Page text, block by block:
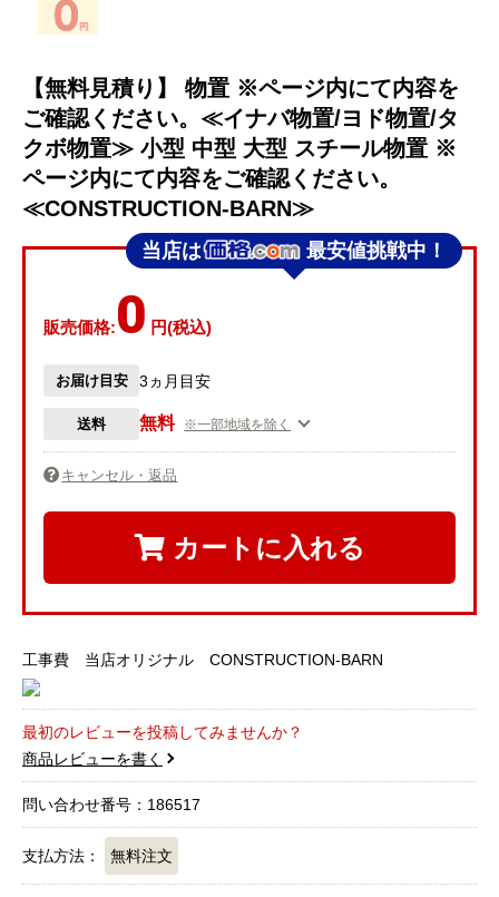
【無料見積り】 物置 ※ページ内にて内容を
ご確認ください。≪イナバ物置/ヨド物置/タ
クボ物置≫ 小型 中型 大型 スチール物置 ※
ページ内にて内容をご確認ください。
≪CONSTRUCTION-BARN≫
当店は 最安値挑戦中！
販売価格:0 円(税込)
お届け目安 3ヵ月目安
送料 無料 ※一部地域を除く
キャンセル・返品
カートに入れる
工事費 当店オリジナル CONSTRUCTION-BARN
最初のレビューを投稿してみませんか？
商品レビューを書く
問い合わせ番号：186517
支払方法： 無料注文